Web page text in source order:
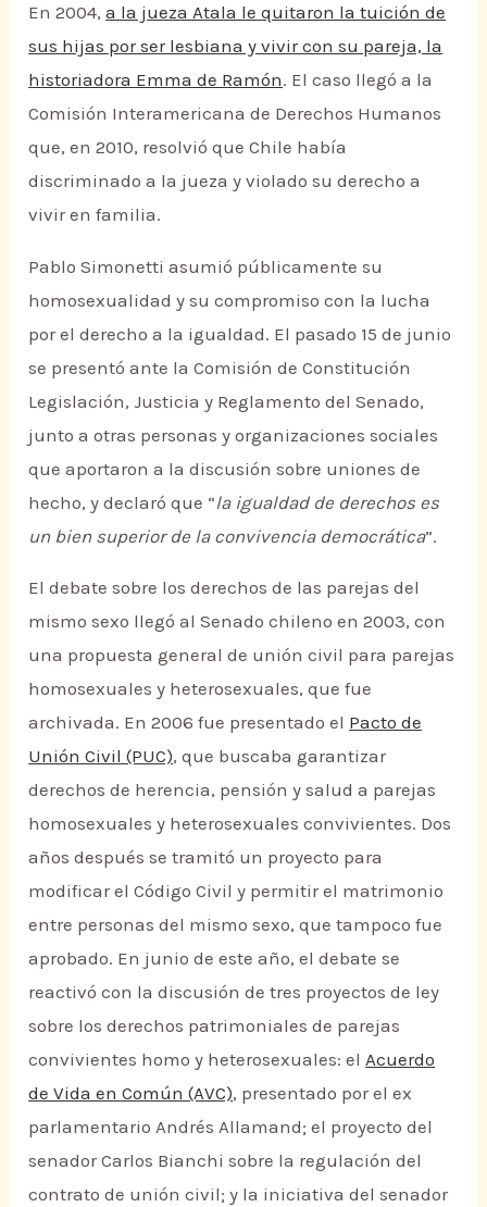
En 2004,a la jueza Atala le quitaron la tuición de
sus hijas por ser lesbiana y vivir con su pareja, la
historiadora Emma de Ramón. El caso llegó a la
Comisión Interamericana de Derechos Humanos
que, en 2010, resolvió que Chile había
discriminado a la jueza y violado su derecho a
vivir en familia.
Pablo Simonetti asumió públicamente su
homosexualidad y su compromiso con la lucha
por el derecho a la igualdad. El pasado 15 de junio
se presentó ante la Comisión de Constitución
Legislación, Justicia y Reglamento del Senado,
junto a otras personas y organizaciones sociales
que aportaron a la discusión sobre uniones de
hecho, y declaró que “la igualdad de derechos es
un bien superior de la convivencia democrática”.
El debate sobre los derechos de las parejas del
mismo sexo llegó al Senado chileno en 2003, con
una propuesta general de unión civil para parejas
homosexuales y heterosexuales, que fue
archivada. En 2006 fue presentado el Pacto de
Unión Civil (PUC), que buscaba garantizar
derechos de herencia, pensión y salud a parejas
homosexuales y heterosexuales convivientes. Dos
años después se tramitó un proyecto para
modificar el Código Civil y permitir el matrimonio
entre personas del mismo sexo, que tampoco fue
aprobado. En junio de este año, el debate se
reactivó con la discusión de tres proyectos de ley
sobre los derechos patrimoniales de parejas
convivientes homo y heterosexuales: elAcuerdo
de Vida en Común (AVC), presentado por el ex
parlamentario Andrés Allamand; el proyecto del
senador Carlos Bianchi sobre la regulación del
contrato de unión civil; y la iniciativa del senador